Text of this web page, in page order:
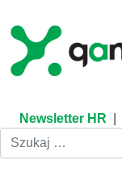
content
Newsletter HR